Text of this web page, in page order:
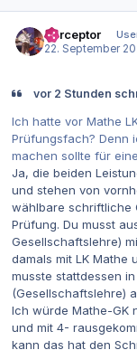
Perceptor
22. September
vor 2 Stunden
Ich hatte vor Mathe
Prüfungsfach? Denn
machen sollte für
Ja, die beiden
und stehen von
wählbare schriftliche
Prüfung. Du musst
Gesellschaftslehre)
damals mit LK Mathe
musste stattdessen
(Gesellschaftslehre)
Ich würde Mathe-GK
und mit 4-
kann das hat den